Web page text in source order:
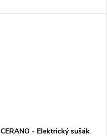
CERANO - Elektrický sušák